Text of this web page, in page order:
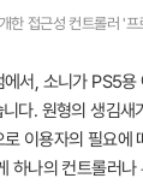
한 접근성 컨트롤러 '프
서, 소니가 PS5
다. 원형의 생김새
이용자의 필요에
하나의 컨트롤러